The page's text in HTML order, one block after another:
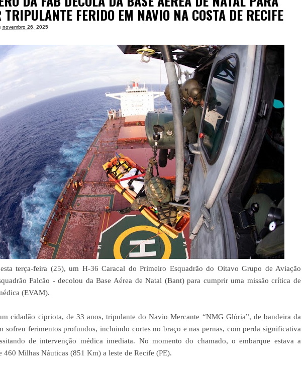
TRIPULANTE FERIDO EM NAVIO NA COSTA DE RECIFE
novembro 26, 2025
terça-feira (25), um H-36 Caracal do Primeiro Esquadrão do Oitavo Grupo de Aviação
Falcão - decolou da Base Aérea de Natal (Bant) para cumprir uma missão crítica de
(EVAM).
cidadão cipriota, de 33 anos, tripulante do Navio Mercante “NMG Glória”, de bandeira da
sofreu ferimentos profundos, incluindo cortes no braço e nas pernas, com perda significativa
de intervenção médica imediata. No momento do chamado, o embarque estava a
460 Milhas Náuticas (851 Km) a leste de Recife (PE).